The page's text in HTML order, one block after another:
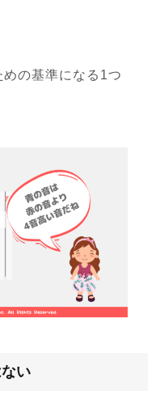
の基準になる1つ
い